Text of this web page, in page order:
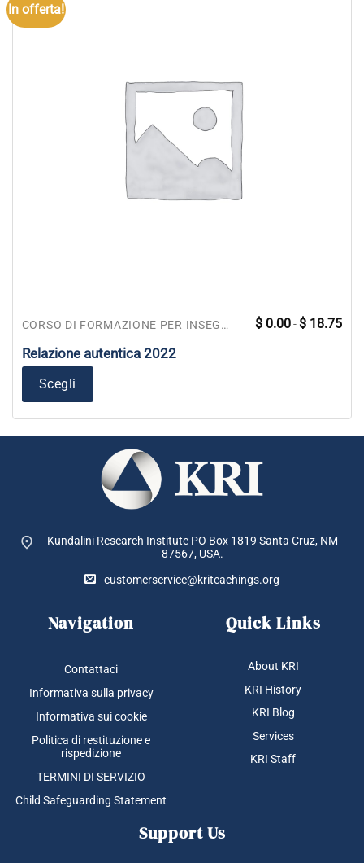
In offerta!
CORSO DI FORMAZIONE PER INSEGNANTI
Relazione autentica 2022
$ 0.00 - $ 18.75di
Scegli
Questo
ha
più
varianti.
Le
opzioni
prodottoKundalini Research Institute PO Box 1819 Santa Cruz, NM
87567, USA.
customerservice@kriteachings.org
Navigation
Contattaci
Informativa sulla privacy
Informativa sui cookie
Politica di restituzione e
rispedizione
TERMINI DI SERVIZIO
Child Safeguarding Statement
Quick Links
About KRI
KRI History
KRI Blog
Services
KRI Staff
Support Us